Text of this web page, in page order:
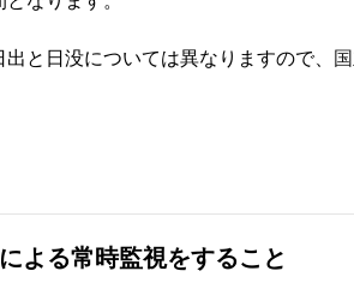
と日没については異なりますので、
による常時監視をすること